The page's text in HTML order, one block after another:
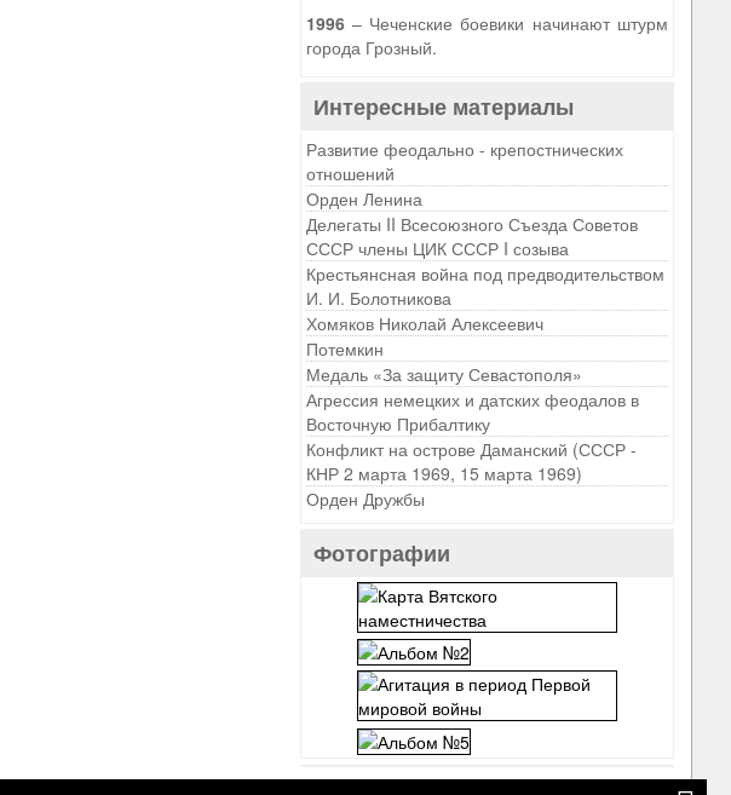
1996– Чеченские боевики начинают штурм
города Грозный.
Интересные материалы
Развитие феодально - крепостнических
отношений
Орден Ленина
Делегаты II Всесоюзного Съезда Советов
СССР члены ЦИК СССР I созыва
Крестьянсная война под предводительством
И. И. Болотникова
Хомяков Николай Алексеевич
Потемкин
Медаль «За защиту Севастополя»
Агрессия немецких и датских феодалов в
Восточную Прибалтику
Конфликт на острове Даманский (СССР -
КНР 2 марта 1969, 15 марта 1969)
Орден Дружбы
Фотографии